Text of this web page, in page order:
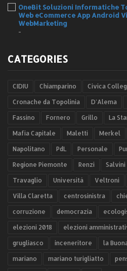
OneBit Soluzioni Informatiche
Web eCommerce App Android
WebMarketing
-
CATEGORIES
CIDIU Chiamparino Civica
Cronache da Topolinia D'Alema
Fassino Fornero Grillo La
Mafia Capitale Maletti Merkel
Napolitano PdL Personale
Regione Piemonte Renzi Salvini
Travaglio Università Veltroni
Villa Claretta centrosinistra
corruzione democrazia
elezioni 2018 elezioni
grugliasco inceneritore la
mariano mariano turigliatto